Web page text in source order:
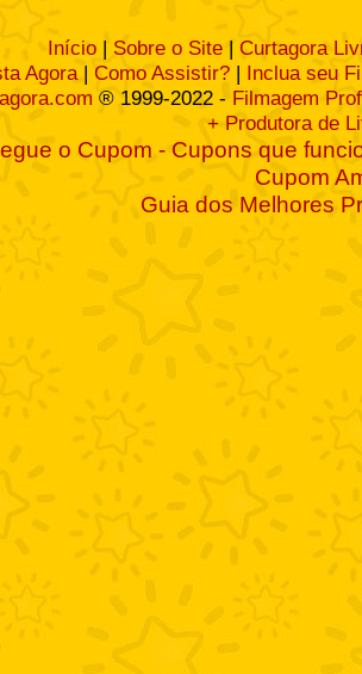
Início | Sobre o Site | Curtagora
Agora| Como Assistir? | Inclua seu
® 1999-2022 - Filmagem
+ Produtora de
o Cupom - Cupons que
Cupom
Guia dos Melhores